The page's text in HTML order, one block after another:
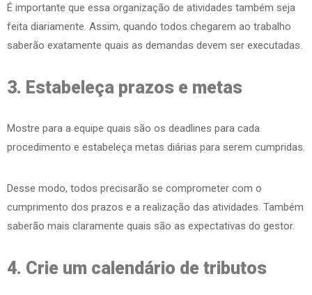
É importante que essa organização de atividades também seja
feita diariamente. Assim, quando todos chegarem ao trabalho
saberão exatamente quais as demandas devem ser executadas.
3. Estabeleça prazos e metas
Mostre para a equipe quais são os deadlines para cada
procedimento e estabeleça metas diárias para serem cumpridas.
Desse modo, todos precisarão se comprometer com o
cumprimento dos prazos e a realização das atividades. Também
saberão mais claramente quais são as expectativas do gestor.
4. Crie um calendário de tributos